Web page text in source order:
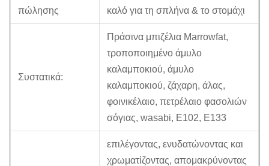
πώλησης
καλό για τη σπλήνα & το στομάχι
Συστατικά:
Πράσινα μπιζέλια Marrowfat,
τροποποιημένο άμυλο
καλαμποκιού, άμυλο
καλαμποκιού, ζάχαρη, άλας,
φοινικέλαιο, πετρέλαιο φασολιών
σόγιας, wasabi, E102, E133
επιλέγοντας, ενυδατώνοντας και
χρωματίζοντας, απομακρύνοντας